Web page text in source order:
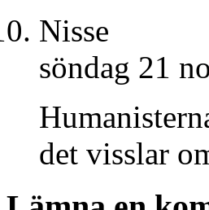
Nisse
söndag 21
det visslar